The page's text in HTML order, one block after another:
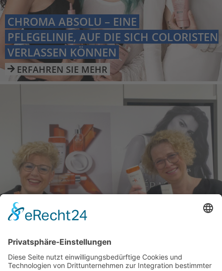
CHROMA ABSOLU – EINE
PFLEGELINIE, AUF DIE SICH COLORISTEN
VERLASSEN KÖNNEN
 ERFAHREN SIE MEHR
KÉRASTASE – WIR SIND CARE COACHS
MEHR LADEN